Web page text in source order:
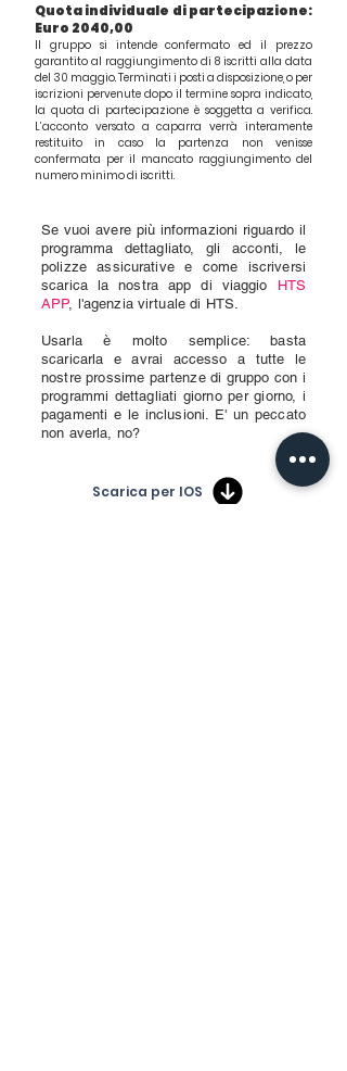
Quota individuale di partecipazione:
Euro 2040,00
Il gruppo si intende confermato ed il prezzo
garantito al raggiungimento di 8 iscritti alla data
del 30 maggio. Terminati i posti a disposizione, o per
iscrizioni pervenute dopo il termine sopra indicato,
la quota di partecipazione è soggetta a verifica.
L’acconto versato a caparra verrà interamente
restituito in caso la partenza non venisse
confermata per il mancato raggiungimento del
numero minimo di iscritti.
Se vuoi avere più informazioni riguardo il
programma dettagliato, gli acconti, le
polizze assicurative e come iscriversi
scarica la nostra app di viaggio HTS
APP, l'agenzia virtuale di HTS.
Usarla è molto semplice: basta
scaricarla e avrai accesso a tutte le
nostre prossime partenze di gruppo con i
programmi dettagliati giorno per giorno, i
pagamenti e le inclusioni. E' un peccato
non averla, no?
Scarica per IOS